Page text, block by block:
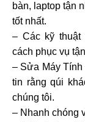
bàn, laptop tận
tốt nhất.
– Các kỹ thuật
cách phục vụ
– Sửa Máy
tin rằng qúi
chúng tôi.
– Nhanh chóng